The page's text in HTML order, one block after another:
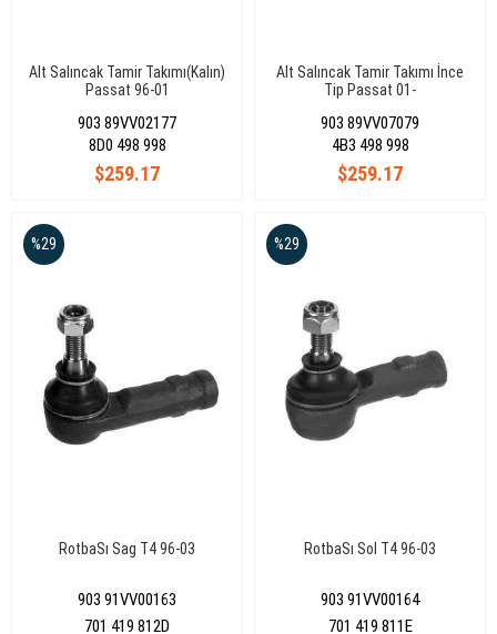
Alt Salıncak Tamir Takımı(Kalın)
Passat 96-01
903 89VV02177
$259.17
8D0 498 998
Alt Salıncak Tamir Takımı İnce
Tip Passat 01-
903 89VV07079
$259.17
4B3 498 998
RotbaSı Sag T4 96-03
903 91VV00163
%29
701 419 812D
RotbaSı Sol T4 96-03
903 91VV00164
%29
701 419 811E